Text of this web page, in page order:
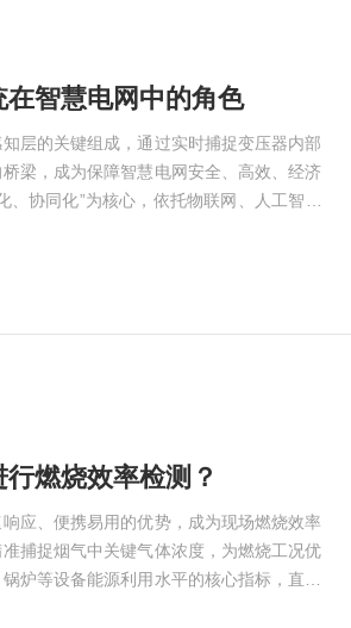
智慧电网中的角色
层的关键组成，通过实时捕捉变压器内部
梁，成为保障智慧电网安全、高效、经济
协同化”为核心，依托物联网、人工智能
依赖人工定期取样、实验室分析，存在检
燃烧效率检测？
应、便携易用的优势，成为现场燃烧效率
捕捉烟气中关键气体浓度，为燃烧工况优
炉等设备能源利用水平的核心指标，直接